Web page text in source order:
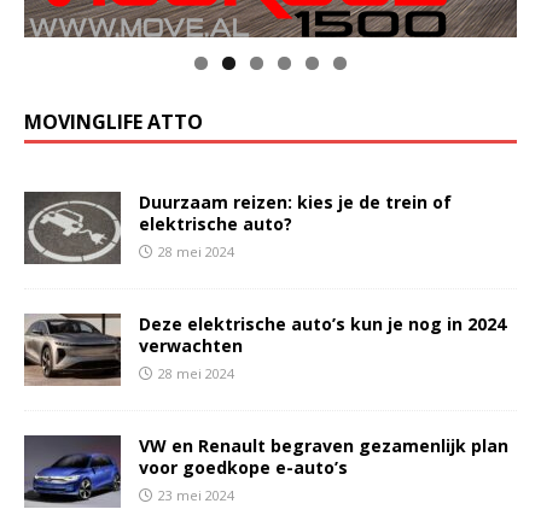
MOVINGLIFE ATTO
Duurzaam reizen: kies je de trein of
elektrische auto?
28 mei 2024
Deze elektrische auto’s kun je nog in 2024
verwachten
28 mei 2024
VW en Renault begraven gezamenlijk plan
voor goedkope e-auto’s
23 mei 2024